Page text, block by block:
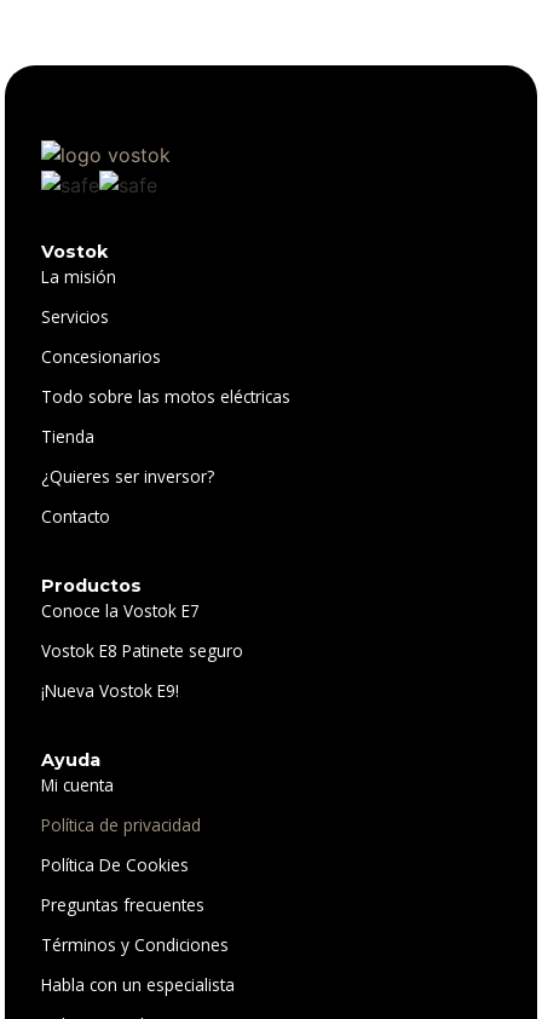
Vostok
La misión
Servicios
Concesionarios
Todo sobre las motos eléctricas
Tienda
¿Quieres ser inversor?
Contacto
Productos
Conoce la Vostok E7
Vostok E8 Patinete seguro
¡Nueva Vostok E9!
Ayuda
Mi cuenta
Política de privacidad
Política De Cookies
Preguntas frecuentes
Términos y Condiciones
Habla con un especialista